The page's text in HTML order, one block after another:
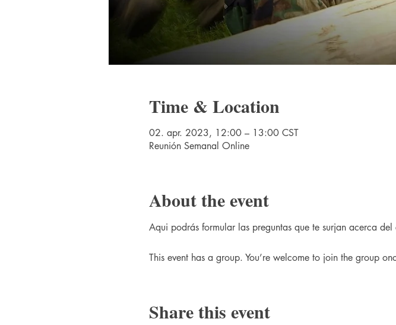
Time & Location
02. apr. 2023, 12:00 – 13:00 CST
Reunión Semanal Online
About the event
Aqui podrás formular las preguntas que te surjan acerca
This event has a group. You’re welcome to join the group
Share this event